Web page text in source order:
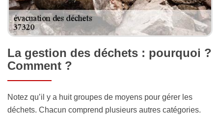
La gestion des déchets : pourquoi ?
Comment ?
Notez qu’il y a huit groupes de moyens pour gérer les
déchets. Chacun comprend plusieurs autres catégories.